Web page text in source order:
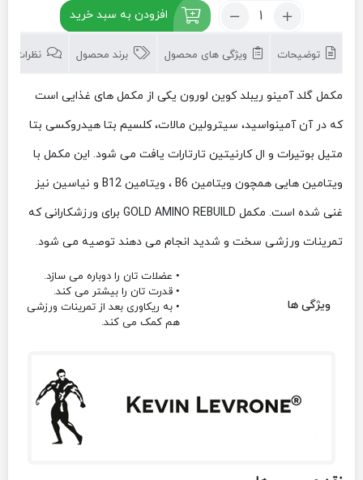
تعداد:
گلد
کوین
پودری
افزودن به سبد خرید
توضیحات ویژگی های محصول برند محصول نظرات (0)
مکمل گلد آمینو ریبلد کوین لورون یکی از مکمل های غذایی است
که در آن آمینواسید، سیترولین مالات، کلسیم بتا هیدروکسی بتا
متیل بوتیرات و ال کارنیتین تارتارات یافت می شود. این مکمل با
ویتامین هایی همچون ویتامین B6 ، ویتامین B12 و نیاسین نیز
غنی شده است. مکمل GOLD AMINO REBUILD برای ورزشکارانی که
تمرینات ورزشی سخت و شدید انجام می دهند توصیه می شود.
ویژگی ها
• عضلات تان را دوباره می سازد.
• قدرت تان را بیشتر می کند.
• به ریکاوری بعد از تمرینات ورزشی
هم کمک می کند.